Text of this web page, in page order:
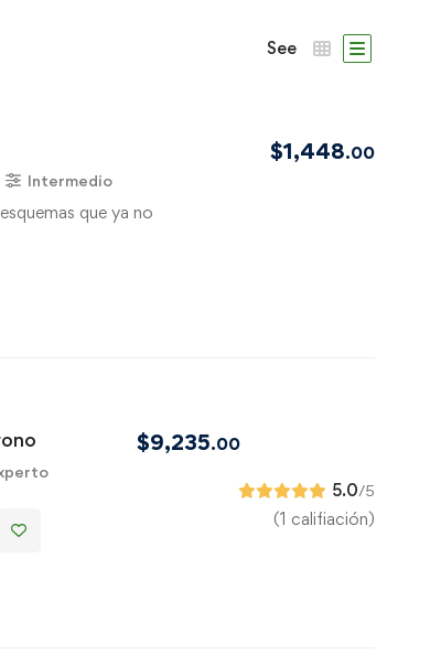
See
Intermedio
que ya no
$1,448.00
$9,235.00
5.0/5
(1 califiación)